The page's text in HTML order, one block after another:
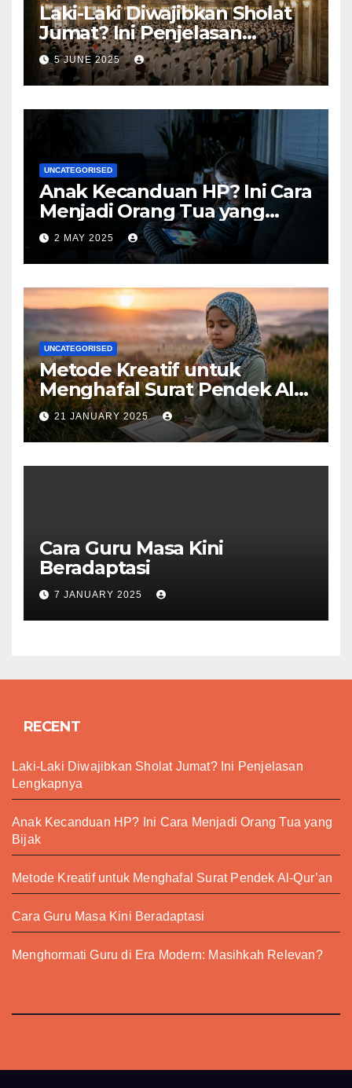
Laki-Laki Diwajibkan Sholat
Jumat? Ini Penjelasan
Lengkapnya
5 JUNE 2025
UNCATEGORISED
Anak Kecanduan HP? Ini Cara
Menjadi Orang Tua yang
Bijak
2 MAY 2025
UNCATEGORISED
Metode Kreatif untuk
Menghafal Surat Pendek Al-
Qur’an
21 JANUARY 2025
Cara Guru Masa Kini
Beradaptasi
7 JANUARY 2025
RECENT
Laki-Laki Diwajibkan Sholat Jumat? Ini Penjelasan
Lengkapnya
Anak Kecanduan HP? Ini Cara Menjadi Orang Tua yang
Bijak
Metode Kreatif untuk Menghafal Surat Pendek Al-Qur’an
Cara Guru Masa Kini Beradaptasi
Menghormati Guru di Era Modern: Masihkah Relevan?